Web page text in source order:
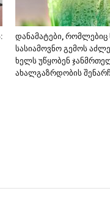
დანამატები, რომლებიც
სასიამოვნო გემოს
ხელს უწყობენ
ახალგაზრდობის